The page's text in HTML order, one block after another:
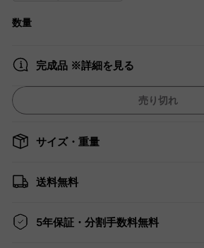
数量
完成品 ※詳細を見る
売り切れ
サイズ・重量
送料無料
5年保証・分割手数料無料